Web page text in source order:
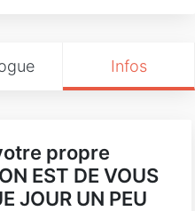
Infos
propre
EST DE VOUS
JOUR UN PEU